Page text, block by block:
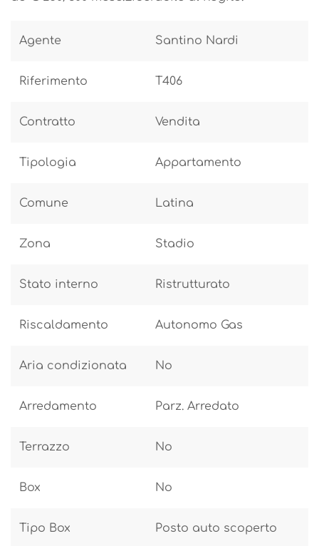
Agente Santino Nardi
Riferimento T406
Contratto Vendita
Tipologia Appartamento
Comune Latina
Zona Stadio
Stato interno Ristrutturato
Riscaldamento Autonomo Gas
Aria condizionata No
Arredamento Parz. Arredato
Terrazzo No
Box No
Tipo Box Posto auto scoperto